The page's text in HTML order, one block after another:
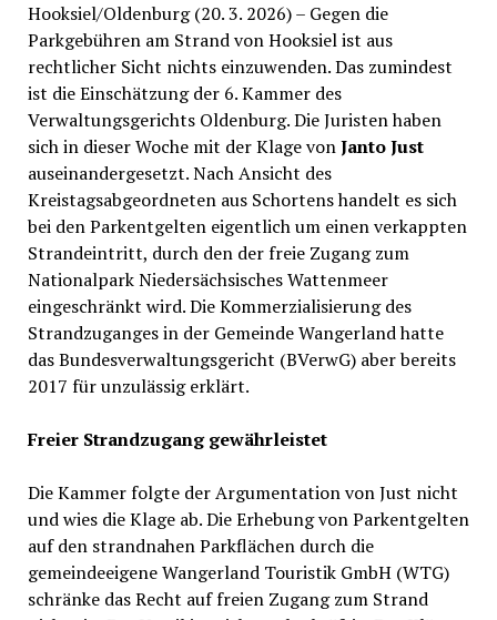
Hooksiel/Oldenburg (20. 3. 2026) – Gegen die
Parkgebühren am Strand von Hooksiel ist aus
rechtlicher Sicht nichts einzuwenden. Das zumindest
ist die Einschätzung der 6. Kammer des
Verwaltungsgerichts Oldenburg. Die Juristen haben
sich in dieser Woche mit der Klage vonJanto Just
auseinandergesetzt. Nach Ansicht des
Kreistagsabgeordneten aus Schortens handelt es sich
bei den Parkentgelten eigentlich um einen verkappten
Strandeintritt, durch den der freie Zugang zum
Nationalpark Niedersächsisches Wattenmeer
eingeschränkt wird. Die Kommerzialisierung des
Strandzuganges in der Gemeinde Wangerland hatte
das Bundesverwaltungsgericht (BVerwG) aber bereits
2017 für unzulässig erklärt.
Freier Strandzugang gewährleistet
Die Kammer folgte der Argumentation von Just nicht
und wies die Klage ab. Die Erhebung von Parkentgelten
auf den strandnahen Parkflächen durch die
gemeindeeigene Wangerland Touristik GmbH (WTG)
schränke das Recht auf freien Zugang zum Strand